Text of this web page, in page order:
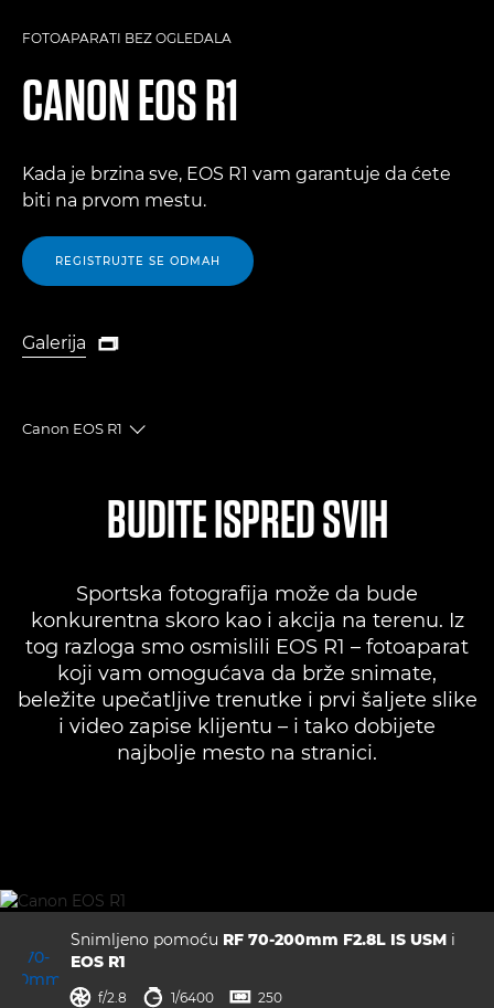
FOTOAPARATI BEZ OGLEDALA
CANONEOS R1
Kada je brzina sve, EOS R1 vam garantuje da ćete
biti na prvom mestu.
REGISTRUJTE SE ODMAH
Galerija
Galerija

Canon EOS R1
Toggle breadcrumbs
Specifikacije
Galerija
Podrška
BUDITE ISPRED SVIH
Sportska fotografija može da bude
konkurentna skoro kao i akcija na terenu. Iz
tog razloga smo osmislili EOS R1 – fotoaparat
koji vam omogućava da brže snimate,
beležite upečatljive trenutke i prvi šaljete slike
i video zapise klijentu – i tako dobijete
najbolje mesto na stranici.
Snimljeno pomoću RF 70-200mm F2.8L IS USM i
EOS R1
otvor blende
 f/2.8 brzina zatvarača
 1/6400 ISO
 250